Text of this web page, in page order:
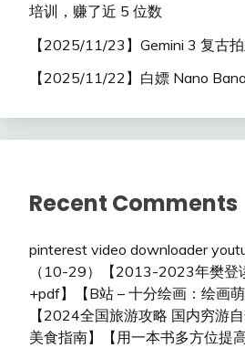
培训，赚了近 5 位数
【2025/11/23】Gemini 3 复古
【2025/11/22】白嫖 Nano
Recent Comments
pinterest video downloader
（10-29）【2013-2023年樊登
+pdf】【B站 – 十分绘画：绘画萌
【2024全国旅游攻略 国内穷游
美食指南】【用一本书多方位提